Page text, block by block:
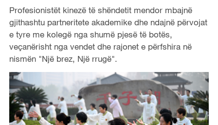
Profesionistët kinezë të shëndetit mendor mbajnë
gjithashtu partneritete akademike dhe ndajnë përvojat
e tyre me kolegë nga shumë pjesë të botës,
veçanërisht nga vendet dhe rajonet e përfshira në
nismën "Një brez, Një rrugë".